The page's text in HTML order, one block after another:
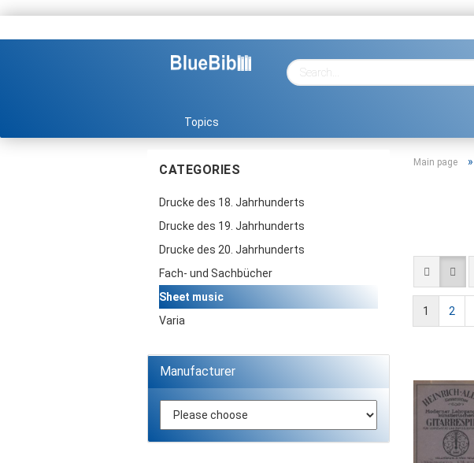
Topics
Main page »
1 2
CATEGORIES
Drucke des 18. Jahrhunderts
Drucke des 19. Jahrhunderts
Drucke des 20. Jahrhunderts
Fach- und Sachbücher
Sheet music
Varia
Manufacturer